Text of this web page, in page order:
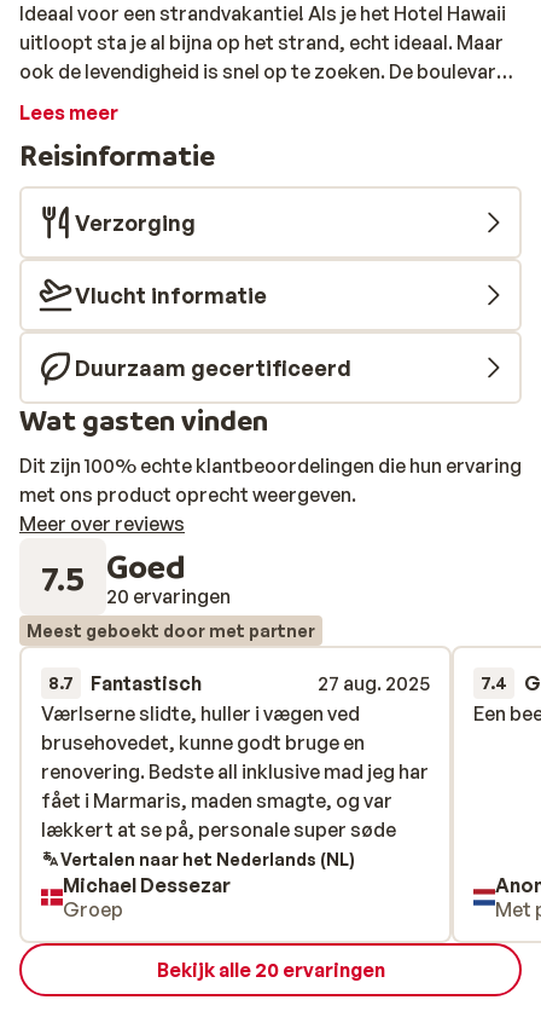
Ideaal voor een strandvakantie! Als je het Hotel Hawaii
uitloopt sta je al bijna op het strand, echt ideaal. Maar
ook de levendigheid is snel op te zoeken. De boulevard
ligt op korte loopafstand en de Barstreet en het
het hele gezin een heerlijk dagje vertoeven bij het
zwembad van dit hotel. De vakantie begint hier goed!
Lees meer
Reisinformatie
Verzorging
Vlucht informatie
Duurzaam gecertificeerd
Wat gasten vinden
Dit zijn 100% echte klantbeoordelingen die hun ervaring
met ons product oprecht weergeven.
Meer over reviews
7.5 Goed
20 ervaringen
Meest geboekt door met partner
8.7 Fantastisch
27 aug. 2025
Værlserne slidte, huller i vægen ved
brusehovedet, kunne godt bruge en
renovering. Bedste all inklusive mad jeg har
fået i Marmaris, maden smagte, og var
lækkert at se på, personale super søde
Værlserne slidte, huller i vægen ved
brusehovedet, kunne godt bruge en
renovering. Bedste all inklusive mad jeg har
fået i Marmaris, maden smagte, og var
lækkert at se på, personale super søde
Vertalen naar het Nederlands (NL)
Michael Dessezar
Groep
7.4
Een
Een
Met
Bekijk alle 20 ervaringen